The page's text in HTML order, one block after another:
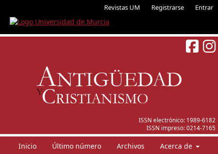
Revistas UM Registrarse Entrar
ISSN electrónico: 1989-6182
ISSN impreso:0214-7165
Inicio Último número Archivos Acerca de